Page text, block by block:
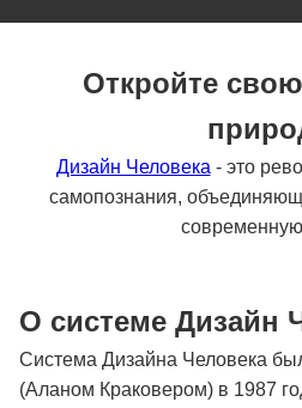
Откройте
Дизайн Человека - это
самопознания,
О системе Дизайн
Система Дизайна Человека
(Аланом Краковером) в 1987